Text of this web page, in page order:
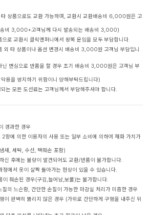
타 상품으로도 교환 가능하며, 교환시 교환배송비 6,000원은 고
송비 3,000+고객님께 다시 발송되는 배송비 3,000)
로 교환시 클릭앤퍼니에서 왕복 운임을 모두 부담합니다.
외 타 상품이나 옵션 변경시 배송비 3,000원 고객님 부담입니
닌 변심으로 반품을 할 경우 초기 배송비 3,000원은 고객님 부
용을 방지하기 위함이니 양해부탁드립니다)
는 모든 도선료는 고객님께서 부담해주셔야 합니다.
경과한 경우
항에 의한 이용자의 사용 또는 일부 소비에 의하여 재화 가치가
새, 세탁, 수선, 택훼손 포함)
신 후에는 불량이 발견되어도 교환/반품이 불가합니다.
정에서 옷이 살짝 돌아가는 현상이 있을 수 있습니다.
이 훼손된 경우(구김,늘어남,보풀)는 불가합니다.
질의 느슨함, 간단한 손질이 가능한 마감실 처리가 미흡한 경우
이 완벽히 뚫리지 않은 경우 (가위로 간단하게 구멍을 내주신 뒤